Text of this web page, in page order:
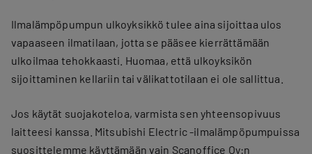
Ilmalämpöpumpun ulkoyksikkö tulee aina sijoittaa ulos
vapaaseen ilmatilaan, jotta se pääsee kierrättämään
ulkoilmaa tehokkaasti. Huomaa, että ulkoyksikön
sijoittaminen kellariin tai välikattotilaan ei ole sallittua.
Jos käytät suojakoteloa, varmista sen yhteensopivuus
laitteesi kanssa. Mitsubishi Electric -ilmalämpöpumpuissa
suosittelemme käyttämään vain Scanoffice Oy:n